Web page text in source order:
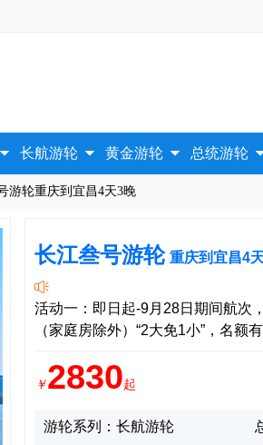
 长航游轮  黄金游轮  总统游轮
游轮重庆到宜昌4天3晚
长江叁号游轮 重庆到宜昌4

活动一：即日起-9月28日期间航次
（家庭房除外）“2大免1小”，名额
￥2830起
游轮系列：长航游轮